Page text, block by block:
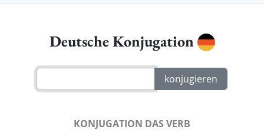
Deutsche Konjugation
KONJUGATION DAS VERB